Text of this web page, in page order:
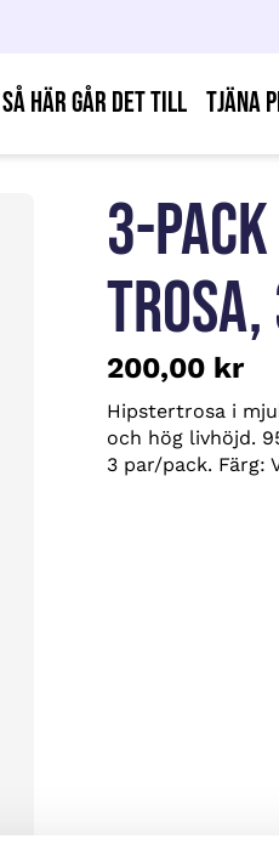
Så här går det till Tjäna
3-
200,00 kr
Hipstertrosa i
och hög livhöjd.
3 par/pack. Färg: